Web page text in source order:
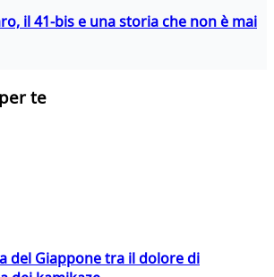
il 41-bis e una storia che non è mai
te
del Giappone tra il dolore di